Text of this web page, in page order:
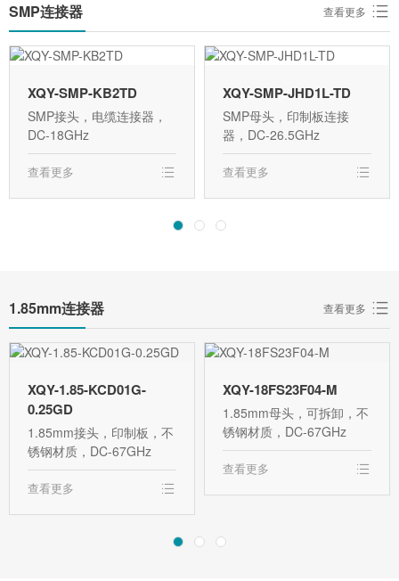
SMP连接器 查看更多
XQY-SMP-KB2TD
SMP接头，电缆连接器，
DC-18GHz
查看更多
XQY-SMP-JHD1L-TD
SMP母头，印制板连接
器，DC-26.5GHz
查看更多
1.85mm连接器 查看更多
XQY-1.85-KCD01G-
0.25GD
1.85mm接头，印制板，不
锈钢材质，DC-67GHz
查看更多
XQY-18FS23F04-M
1.85mm母头，可拆卸，不
锈钢材质，DC-67GHz
查看更多